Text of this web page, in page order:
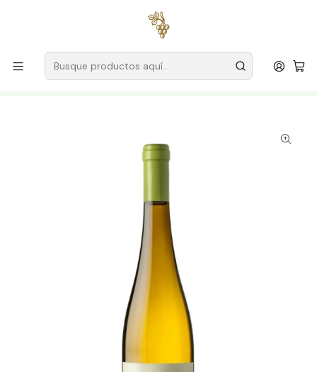
para pedidos superiores a
Productores
Vino Verde (Monção & Melgaço)
Bodega Casa da Torre
Casa da Torre Quinta do Cruzeiro White Winery 2025
Vinho Verde White 75cl